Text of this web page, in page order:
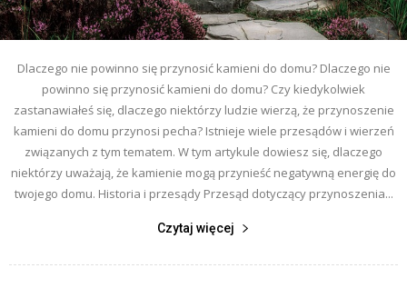
Dlaczego nie powinno się przynosić kamieni do domu? Dlaczego nie
powinno się przynosić kamieni do domu? Czy kiedykolwiek
zastanawiałeś się, dlaczego niektórzy ludzie wierzą, że przynoszenie
kamieni do domu przynosi pecha? Istnieje wiele przesądów i wierzeń
związanych z tym tematem. W tym artykule dowiesz się, dlaczego
niektórzy uważają, że kamienie mogą przynieść negatywną energię do
twojego domu. Historia i przesądy Przesąd dotyczący przynoszenia...
Czytaj więcej